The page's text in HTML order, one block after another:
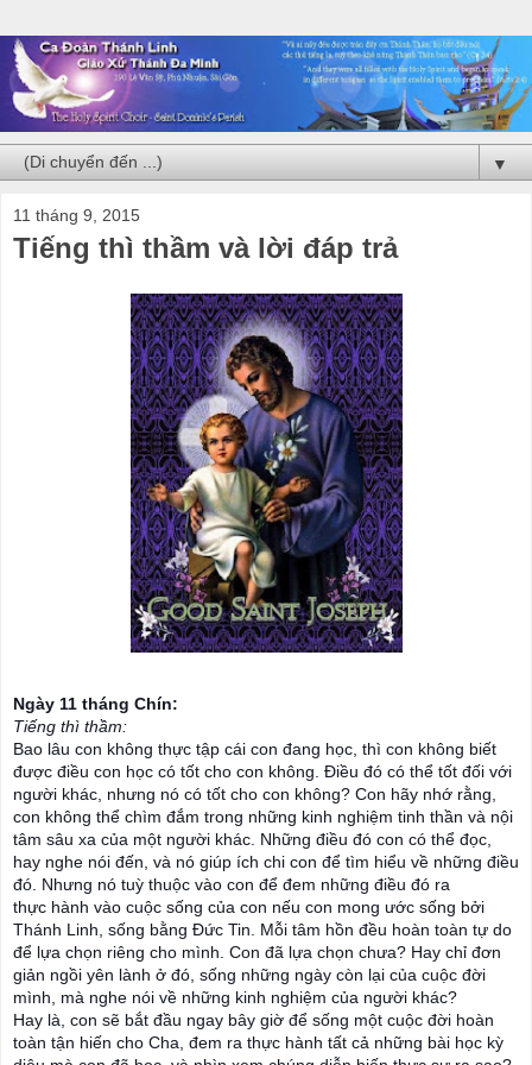
▼
11 tháng 9, 2015
Tiếng thì thầm và lời đáp trả
Ngày 11 tháng Chín:
Tiếng thì thầm:
Bao lâu con không thực tập cái con đang học, thì con không biết
được điều con học có tốt cho con không. Điều đó có thể tốt đối với
người khác, nhưng nó có tốt cho con không? Con hãy nhớ rằng,
con không thể chìm đắm trong những kinh nghiệm tinh thần và nội
tâm sâu xa của một người khác. Những điều đó con có thể đọc,
hay nghe nói đến, và nó giúp ích chi con để tìm hiểu về những điều
đó. Nhưng nó tuỳ thuộc vào con để đem những điều đó ra
thực hành vào cuộc sống của con nếu con mong ước sống bởi
Thánh Linh, sống bằng Đức Tin. Mỗi tâm hồn đều hoàn toàn tự do
để lựa chọn riêng cho mình. Con đã lựa chọn chưa? Hay chỉ đơn
giản ngồi yên lành ở đó, sống những ngày còn lại của cuộc đời
mình, mà nghe nói về những kinh nghiệm của người khác?
Hay là, con sẽ bắt đầu ngay bây giờ để sống một cuộc đời hoàn
toàn tận hiến cho Cha, đem ra thực hành tất cả những bài học kỳ